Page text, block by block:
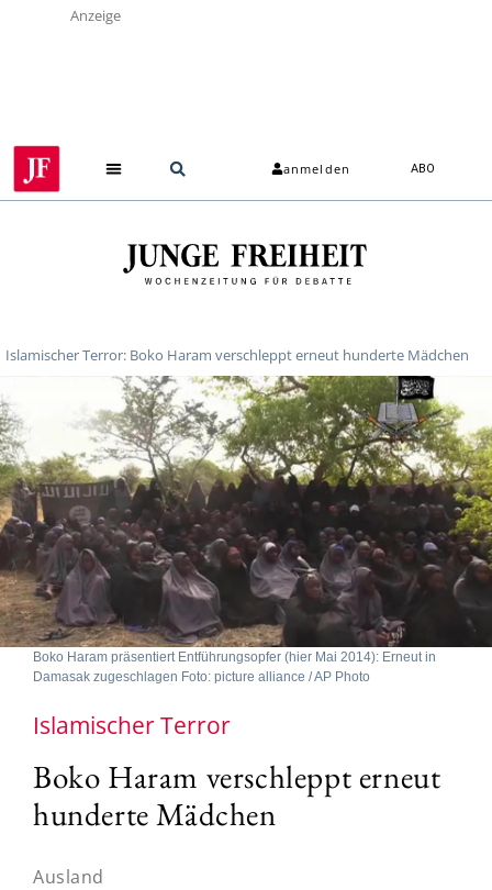
Anzeige
anmelden ABO
Islamischer Terror: Boko Haram verschleppt erneut hunderte Mädchen
Boko Haram präsentiert Entführungsopfer (hier Mai 2014): Erneut in
Damasak zugeschlagen Foto: picture alliance / AP Photo
Islamischer Terror
Boko Haram verschleppt erneut
hunderte Mädchen
Ausland